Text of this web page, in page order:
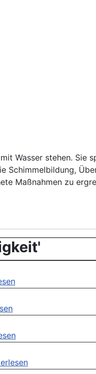
Wasser stehen. Sie
Schimmelbildung,
Maßnahmen zu